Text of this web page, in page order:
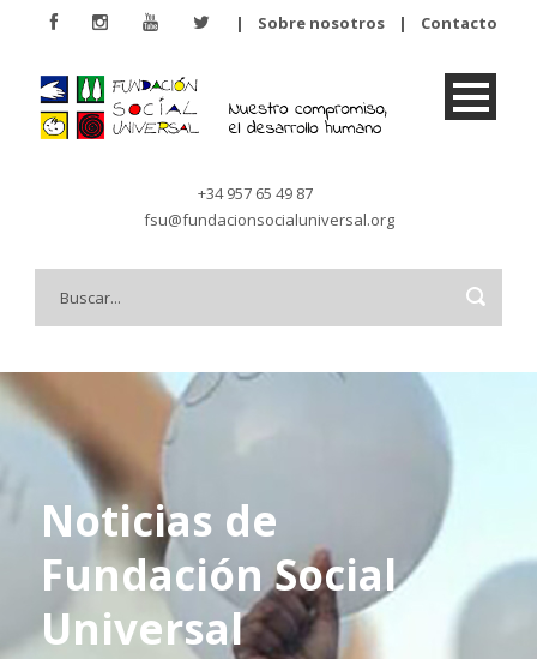
| Sobre nosotros | Contacto
+34 957 65 49 87
fsu@fundacionsocialuniversal.org
Noticias de
Fundación Social
Universal